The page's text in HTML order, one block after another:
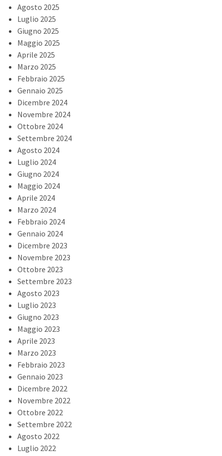
Agosto 2025
Luglio 2025
Giugno 2025
Maggio 2025
Aprile 2025
Marzo 2025
Febbraio 2025
Gennaio 2025
Dicembre 2024
Novembre 2024
Ottobre 2024
Settembre 2024
Agosto 2024
Luglio 2024
Giugno 2024
Maggio 2024
Aprile 2024
Marzo 2024
Febbraio 2024
Gennaio 2024
Dicembre 2023
Novembre 2023
Ottobre 2023
Settembre 2023
Agosto 2023
Luglio 2023
Giugno 2023
Maggio 2023
Aprile 2023
Marzo 2023
Febbraio 2023
Gennaio 2023
Dicembre 2022
Novembre 2022
Ottobre 2022
Settembre 2022
Agosto 2022
Luglio 2022